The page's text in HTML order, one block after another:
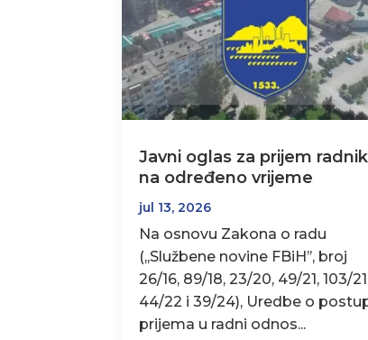
Javni oglas za prijem
na određeno vrijeme
jul 13, 2026
Na osnovu Zakona o radu
(,,Službene novine FBiH’’, broj
26/16, 89/18, 23/20, 49/21, 103/
44/22 i 39/24), Uredbe o
prijema u radni odnos...